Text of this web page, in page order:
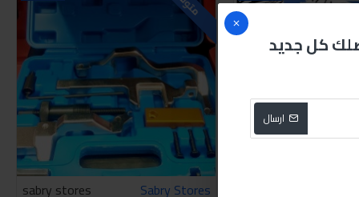
كل جديد
ارسال
Sabry Stores
sabry stores